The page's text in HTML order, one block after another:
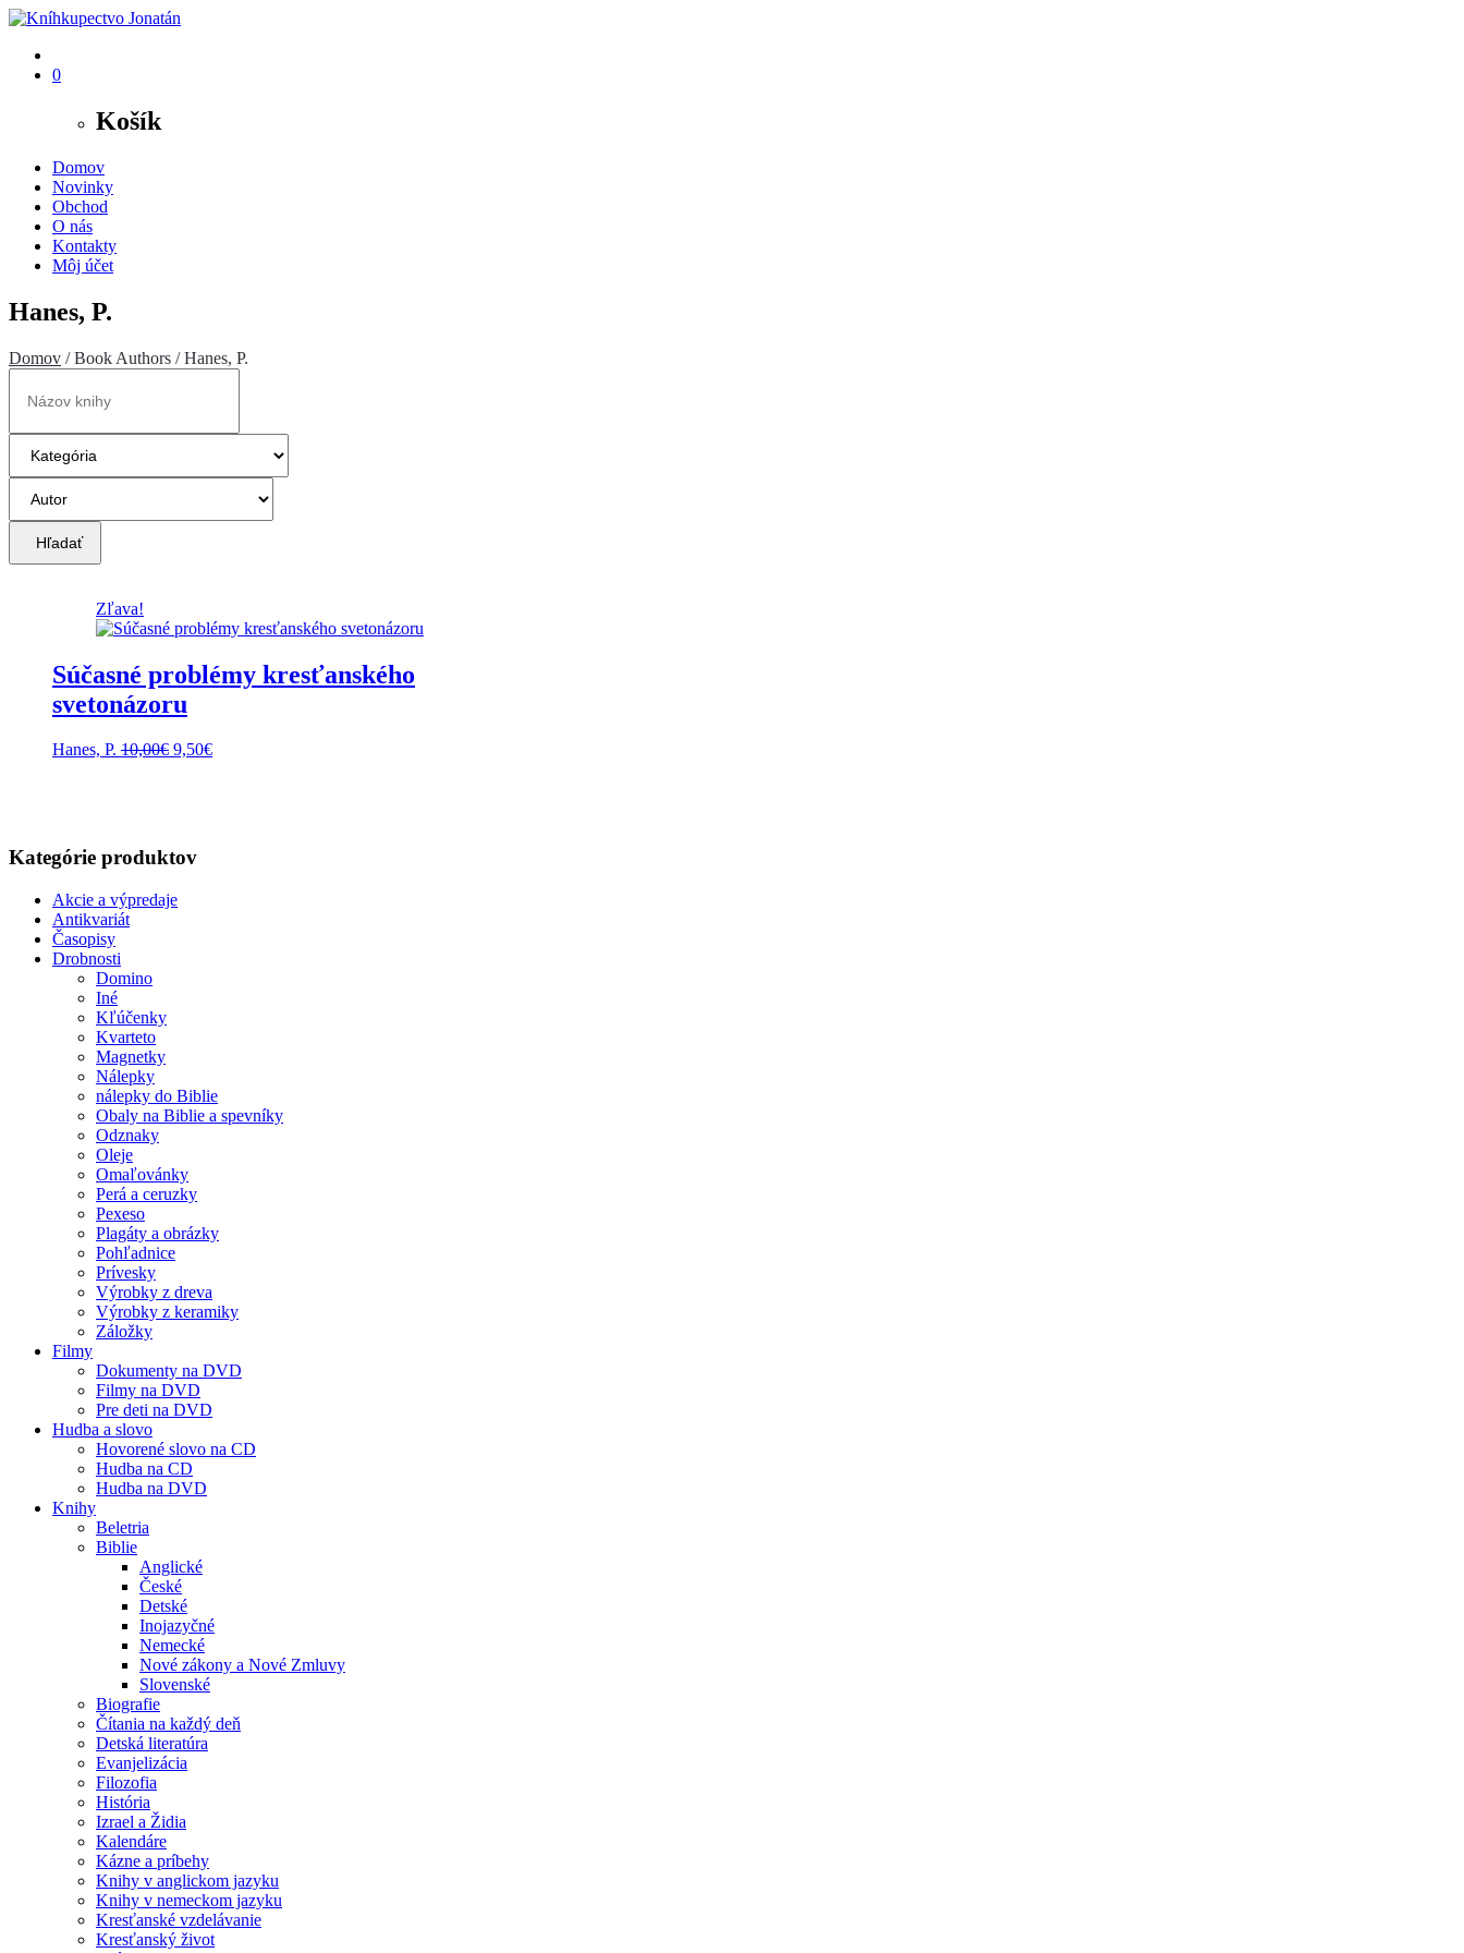
0
Košík
Domov
Novinky
Obchod
O nás
Kontakty
Môj účet
Hanes, P.
Domov / Book Authors / Hanes, P.
Hľadať
Zľava!
Súčasné problémy kresťanského
svetonázoru
Hanes, P. 10,00€ Pôvodná
9,50€Aktuálna
Kategórie produktov
Akcie a výpredaje
Antikvariát
Časopisy
Drobnosti
Domino
Iné
Kľúčenky
Kvarteto
Magnetky
Nálepky
nálepky do Biblie
Obaly na Biblie a spevníky
Odznaky
Oleje
Omaľovánky
Perá a ceruzky
Pexeso
Plagáty a obrázky
Pohľadnice
Prívesky
Výrobky z dreva
Výrobky z keramiky
Záložky
Filmy
Dokumenty na DVD
Filmy na DVD
Pre deti na DVD
Hudba a slovo
Hovorené slovo na CD
Hudba na CD
Hudba na DVD
Knihy
Beletria
Biblie
Anglické
České
Detské
Inojazyčné
Nemecké
Nové zákony a Nové Zmluvy
Slovenské
Biografie
Čítania na každý deň
Detská literatúra
Evanjelizácia
Filozofia
História
Izrael a Židia
Kalendáre
Kázne a príbehy
Knihy v anglickom jazyku
Knihy v nemeckom jazyku
Kresťanské vzdelávanie
Kresťanský život